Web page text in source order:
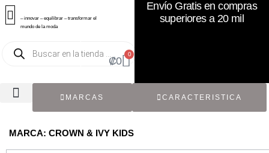
– innovar – equilibrar – transformar el
mundo de la moda
₡0
0
Envío Gratis en compras
superiores a 20 mil
MARCAS CARACTERISTICA
MARCA: CROWN & IVY KIDS